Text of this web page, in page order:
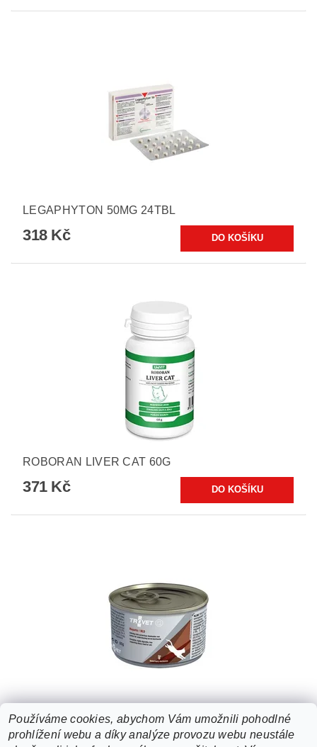
LEGAPHYTON 50MG 24TBL
318 Kč
ROBORAN LIVER CAT 60G
371 Kč
TROVET KOČKA HLD HEPATIC KONZ. 200G
65 Kč
Používáme cookies, abychom Vám umožnili pohodlné
prohlížení webu a díky analýze provozu webu neustále